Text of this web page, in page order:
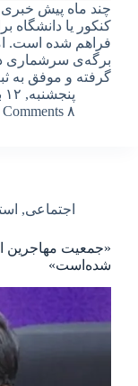
چند ماه پیش خبری
کنکور یا دانشگاه
فراهم شده است.
برگه‌‌ی سرشماری
گرفته و موفق به
پنجشنبه, ۱۲ بهمن ۱۴۰۲ – ۱۵:۴۲
۸ Comments
اجتماعی,
شده‌است»